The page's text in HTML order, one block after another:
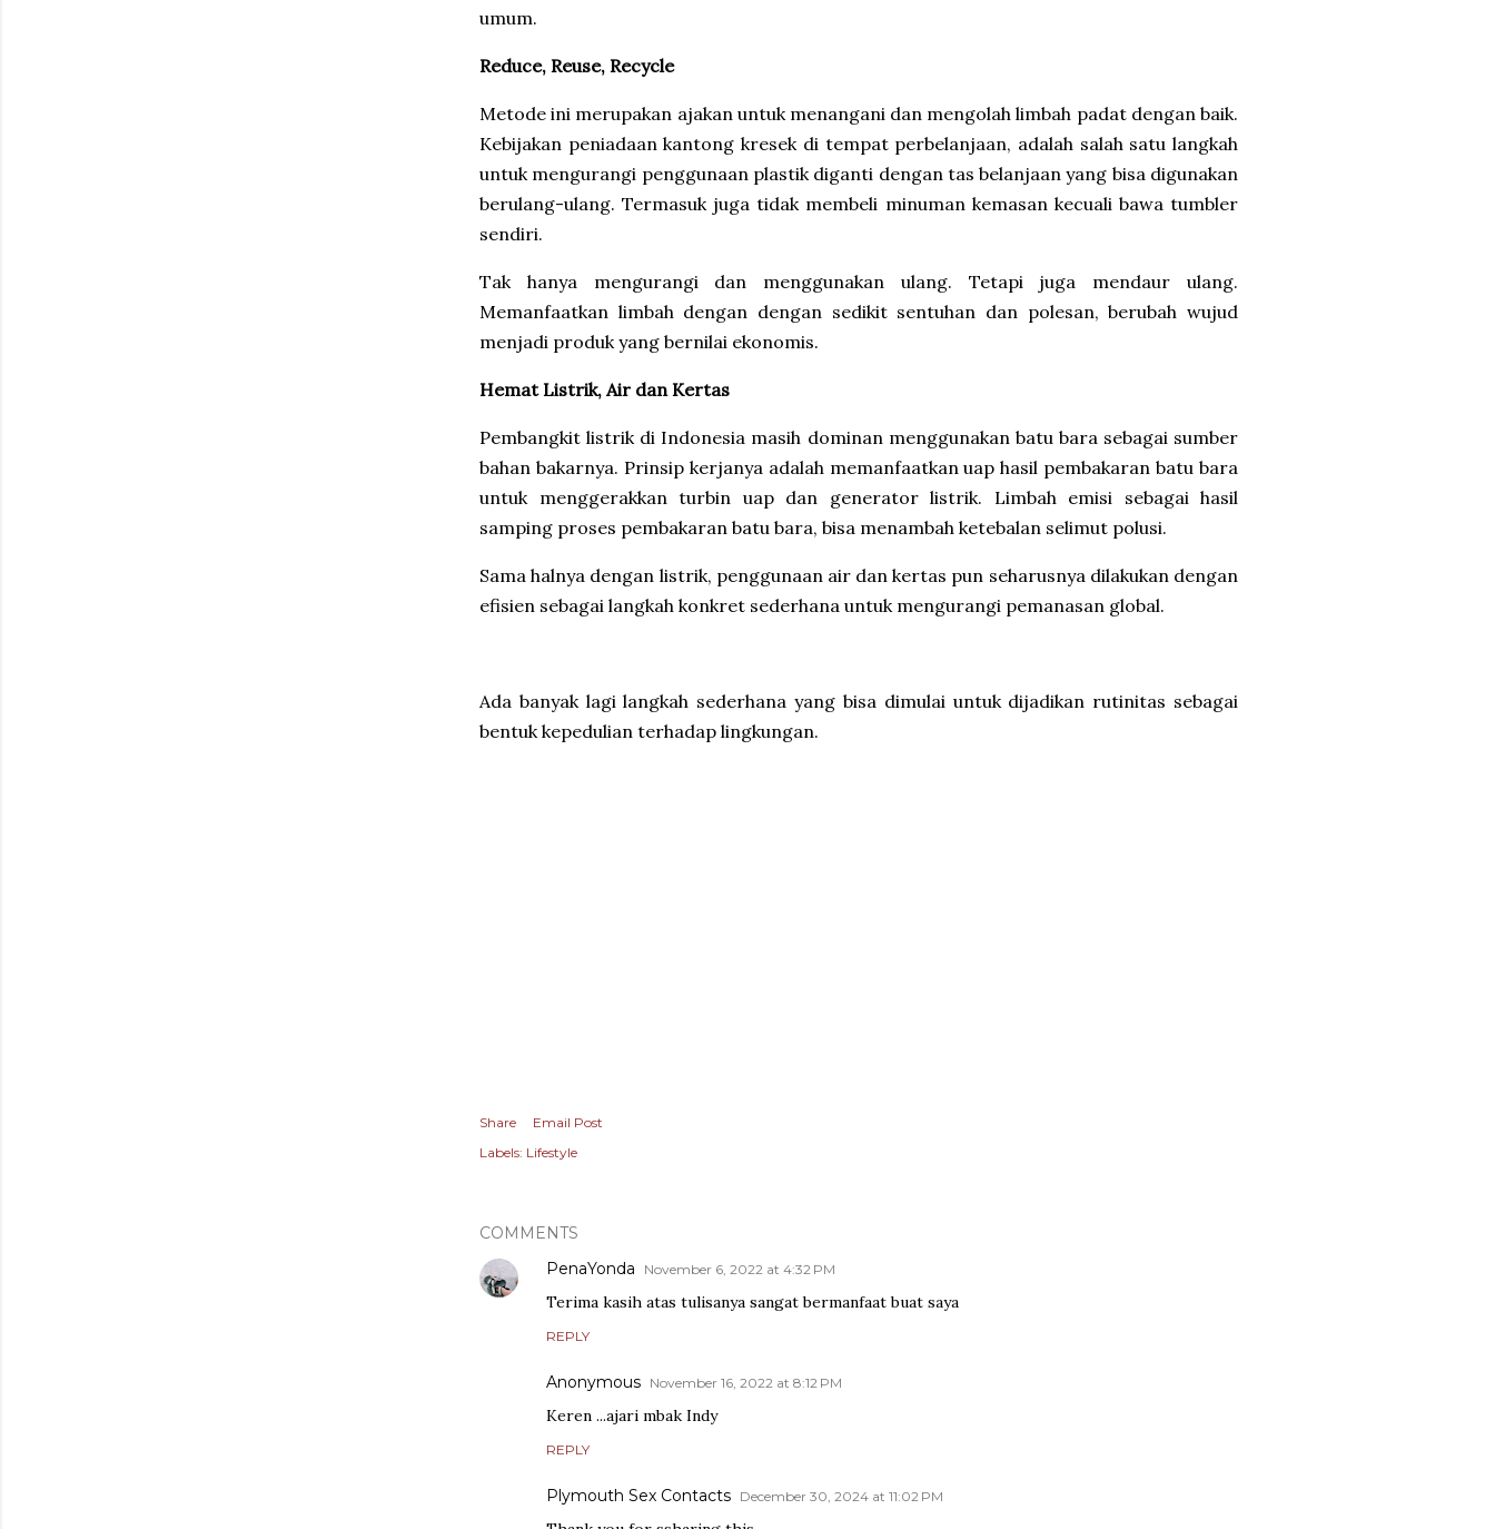
umum.
Reduce, Reuse, Recycle
Metode ini merupakan ajakan untuk menangani dan mengolah limbah padat dengan baik.
Kebijakan peniadaan kantong kresek di tempat perbelanjaan, adalah salah satu langkah
untuk mengurangi penggunaan plastik diganti dengan tas belanjaan yang bisa digunakan
berulang-ulang. Termasuk juga tidak membeli minuman kemasan kecuali bawa tumbler
sendiri.
Tak hanya mengurangi dan menggunakan ulang. Tetapi juga mendaur ulang.
Memanfaatkan limbah dengan dengan sedikit sentuhan dan polesan, berubah wujud
menjadi produk yang bernilai ekonomis.
Hemat Listrik, Air dan Kertas
Pembangkit listrik di Indonesia masih dominan menggunakan batu bara sebagai sumber
bahan bakarnya. Prinsip kerjanya adalah memanfaatkan uap hasil pembakaran batu bara
untuk menggerakkan turbin uap dan generator listrik. Limbah emisi sebagai hasil
samping proses pembakaran batu bara, bisa menambah ketebalan selimut polusi.
Sama halnya dengan listrik, penggunaan air dan kertas pun seharusnya dilakukan dengan
efisien sebagai langkah konkret sederhana untuk mengurangi pemanasan global.
Ada banyak lagi langkah sederhana yang bisa dimulai untuk dijadikan rutinitas sebagai
bentuk kepedulian terhadap lingkungan.
Share
Email Post
Labels: Lifestyle
COMMENTS
PenaYonda
November 6, 2022 at 4:32 PM
Terima kasih atas tulisanya sangat bermanfaat buat saya
REPLY
Anonymous November 16, 2022 at 8:12 PM
Keren ...ajari mbak Indy
REPLY
Plymouth Sex Contacts December 30, 2024 at 11:02 PM